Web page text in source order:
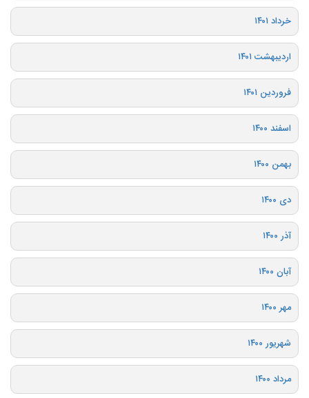
خرداد ۱۴۰۱
اردیبهشت ۱۴۰۱
فروردین ۱۴۰۱
اسفند ۱۴۰۰
بهمن ۱۴۰۰
دی ۱۴۰۰
آذر ۱۴۰۰
آبان ۱۴۰۰
مهر ۱۴۰۰
شهریور ۱۴۰۰
مرداد ۱۴۰۰